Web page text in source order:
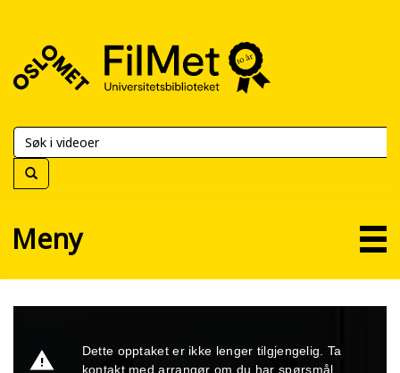
FilMet
Universitetsbiblioteket
Meny